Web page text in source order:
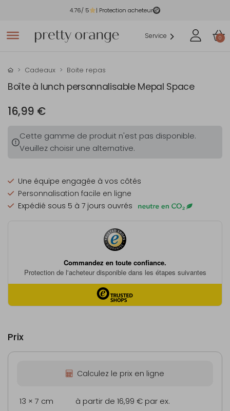
4.76/ 5 | Protection acheteur
Service 0
Cadeaux Boite repas
Boîte à lunch personnalisable Mepal Space
16,99 €
Cette gamme de produit n'est pas disponible.
Veuillez choisir une alternative.
Une équipe engagée à vos côtés
Personnalisation facile en ligne
Expédié sous 5 à 7 jours ouvrés
Prix
Calculez le prix en ligne
13 × 7 cm à partir de 16,99 € par ex.